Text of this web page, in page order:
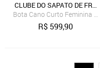
CLUBE DO SAPATO DE
Bota Cano Curto Feminina
R$ 599,90